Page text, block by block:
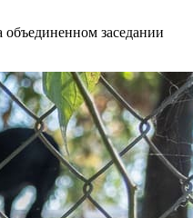
заседании